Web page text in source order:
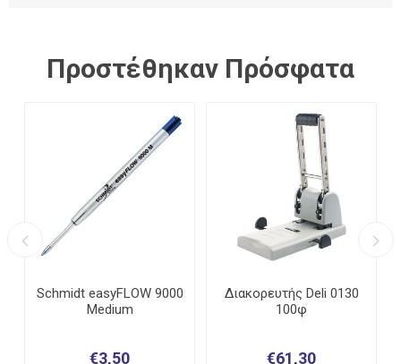
Προστέθηκαν Πρόσφατα
Schmidt easyFLOW 9000
Medium
€3,50
Διακορευτής Deli 0130
100φ
€61,30